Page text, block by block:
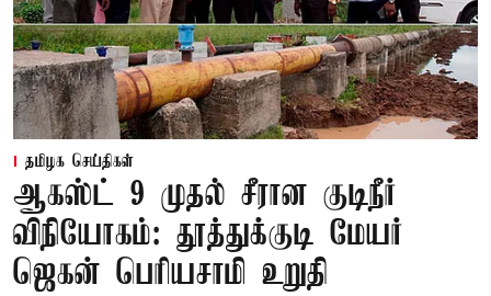
தமிழக செய்திகள்
ஆகஸ்ட் 9 முதல் சீரான குடிநீர்
விநியோகம்: தூத்துக்குடி மேயர்
ஜெகன் பெரியசாமி உறுதி